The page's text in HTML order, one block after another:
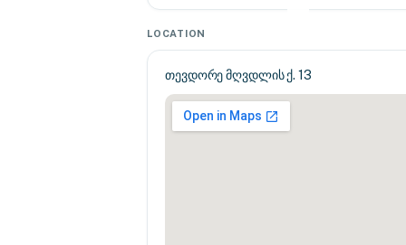
LOCATION
თევდორე მღვდლის ქ. 13